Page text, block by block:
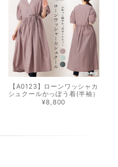
【A0123】ローンワッシャカ
シュクールかっぽう着(半袖）
¥8,800